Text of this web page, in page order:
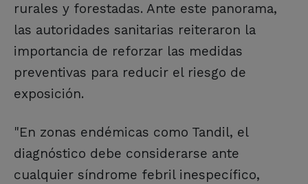
rurales y forestadas. Ante este panorama,
las autoridades sanitarias reiteraron la
importancia de reforzar las medidas
preventivas para reducir el riesgo de
exposición.
"En zonas endémicas como Tandil, el
diagnóstico debe considerarse ante
cualquier síndrome febril inespecífico,